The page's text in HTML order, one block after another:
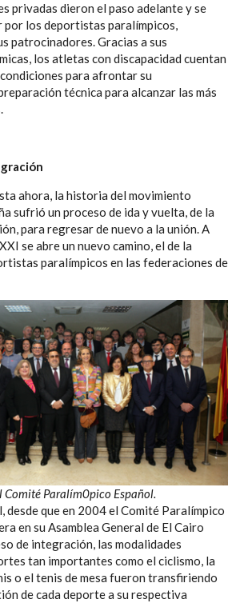
privadas dieron el paso adelante y se
por los deportistas paralímpicos,
patrocinadores. Gracias a sus
los atletas con discapacidad cuentan
para afrontar su
técnica para alcanzar las más
ahora, la historia del movimiento
sufrió un proceso de ida y vuelta, de la
para regresar de nuevo a la unión. A
se abre un nuevo camino, el de la
paralímpicos en las federaciones de
Comité Paralím0pico Español.
desde que en 2004 el Comité Paralímpico
en su Asamblea General de El Cairo
de integración, las modalidades
tan importantes como el ciclismo, la
o el tenis de mesa fueron transfiriendo
de cada deporte a su respectiva